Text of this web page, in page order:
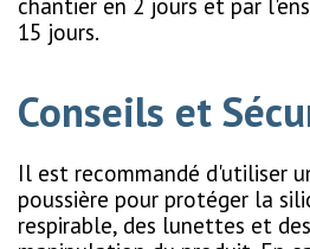
chantier en 2 jours et par
15 jours.
Conseils et
Il est recommandé d'utiliser
poussière pour protéger la
respirable, des lunettes et